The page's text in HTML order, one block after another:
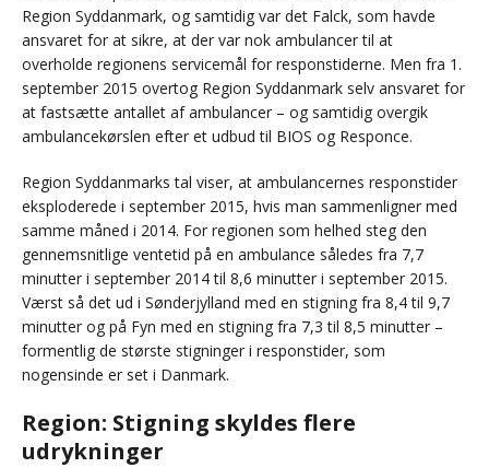
Region Syddanmark, og samtidig var det Falck, som havde
ansvaret for at sikre, at der var nok ambulancer til at
overholde regionens servicemål for responstiderne. Men fra 1.
september 2015 overtog Region Syddanmark selv ansvaret for
at fastsætte antallet af ambulancer – og samtidig overgik
ambulancekørslen efter et udbud til BIOS og Responce.
Region Syddanmarks tal viser, at ambulancernes responstider
eksploderede i september 2015, hvis man sammenligner med
samme måned i 2014. For regionen som helhed steg den
gennemsnitlige ventetid på en ambulance således fra 7,7
minutter i september 2014 til 8,6 minutter i september 2015.
Værst så det ud i Sønderjylland med en stigning fra 8,4 til 9,7
minutter og på Fyn med en stigning fra 7,3 til 8,5 minutter –
formentlig de største stigninger i responstider, som
nogensinde er set i Danmark.
Region: Stigning skyldes flere
udrykninger